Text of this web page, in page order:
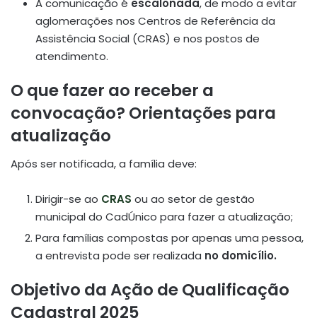
A comunicação é escalonada, de modo a evitar
aglomerações nos Centros de Referência da
Assistência Social (CRAS) e nos postos de
atendimento.
O que fazer ao receber a
convocação? Orientações para
atualização
Após ser notificada, a família deve:
Dirigir-se ao CRAS ou ao setor de gestão
municipal do CadÚnico para fazer a atualização;
Para famílias compostas por apenas uma pessoa,
a entrevista pode ser realizada no domicílio.
Objetivo da Ação de Qualificação
Cadastral 2025